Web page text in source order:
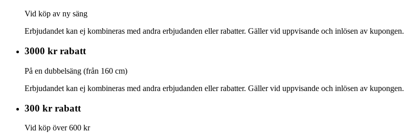
Vid köp av ny säng
Erbjudandet kan ej kombineras med andra erbjudanden eller rabatter. Gäller vid uppvisande och inlösen av kupongen.
3000 kr rabatt
På en dubbelsäng (från 160 cm)
Erbjudandet kan ej kombineras med andra erbjudanden eller rabatter. Gäller vid uppvisande och inlösen av kupongen.
300 kr rabatt
Vid köp över 600 kr